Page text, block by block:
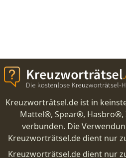
Kreuzworträtsel.de ist in
Mattel®, Spear®, Hasbro®,
verbunden. Die
Kreuzworträtsel.de dient nur
Kreuzworträtsel.de dient nur